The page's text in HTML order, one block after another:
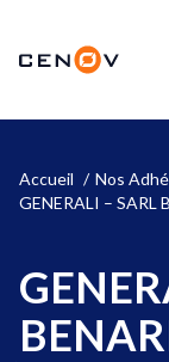
contenu
CENOV
Accueil Nos
GENERALI – SARL